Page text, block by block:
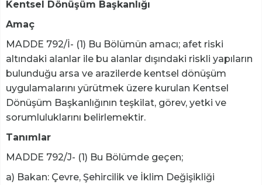
Kentsel Dönüşüm Başkanlığı
Amaç
MADDE 792/İ- (1) Bu Bölümün amacı; afet riski
altındaki alanlar ile bu alanlar dışındaki riskli yapıların
bulunduğu arsa ve arazilerde kentsel dönüşüm
uygulamalarını yürütmek üzere kurulan Kentsel
Dönüşüm Başkanlığının teşkilat, görev, yetki ve
sorumluluklarını belirlemektir.
Tanımlar
MADDE 792/J- (1) Bu Bölümde geçen;
a) Bakan: Çevre, Şehircilik ve İklim Değişikliği